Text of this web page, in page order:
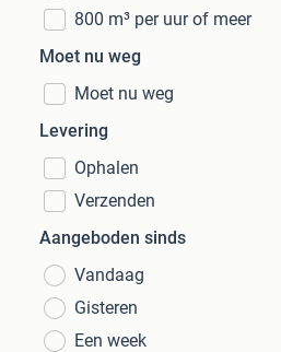
800 m³ per uur of meer
Moet nu weg
Moet nu weg
Levering
Ophalen
Verzenden
Aangeboden sinds
Vandaag
Gisteren
Een week